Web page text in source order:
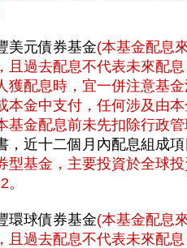
美元債券基金(本基金配息
且過去配息不代表未來配
獲配息時，宜一併注意基
本金中支付，任何涉及由
基金配息前未先扣除行政
，近十二個月內配息組成
型基金，主要投資於全球
。
環球債券基金(本基金配息
且過去配息不代表未來配